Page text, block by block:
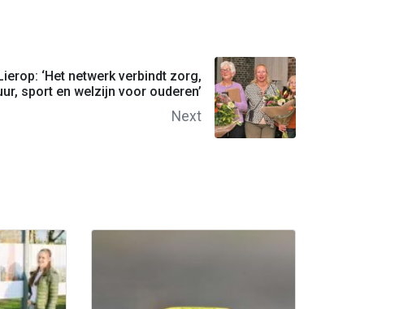
‘Het netwerk verbindt zorg,
sport en welzijn voor ouderen’
Next